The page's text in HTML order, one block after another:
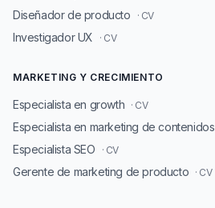
Diseñador de producto · CV
Investigador UX · CV
MARKETING Y CRECIMIENTO
Especialista en growth · CV
Especialista en marketing de contenidos
Especialista SEO · CV
Gerente de marketing de producto · CV